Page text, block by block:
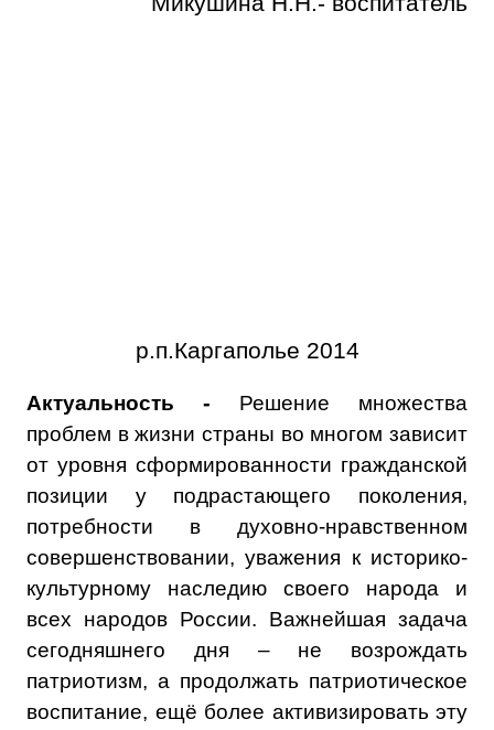
р.п.Каргаполье 2014
Актуальность -
Решение множества
проблем в жизни страны во многом зависит
от уровня сформированности гражданской
позиции у подрастающего поколения,
потребности в духовно-нравственном
совершенствовании, уважения к историко-
культурному наследию своего народа и
всех народов России.
Важнейшая задача
сегодняшнего дня – не возрождать
патриотизм, а продолжать патриотическое
воспитание, ещё более активизировать эту